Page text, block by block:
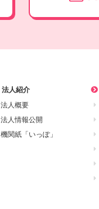
法人紹介
法人概要
法人情報公開
機関紙「いっぽ」